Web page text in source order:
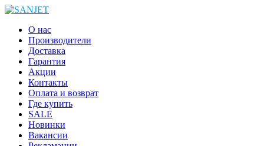
О нас
Производители
Доставка
Гарантия
Акции
Контакты
Оплата и возврат
Где купить
SALE
Новинки
Вакансии